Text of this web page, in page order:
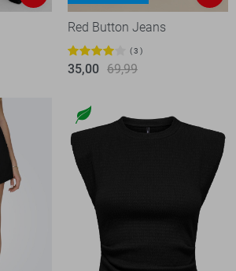
Red Button Jeans
3
35,00 69,99